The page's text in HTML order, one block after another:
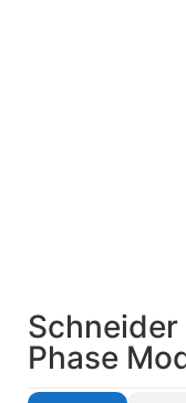
Schneider
Phase